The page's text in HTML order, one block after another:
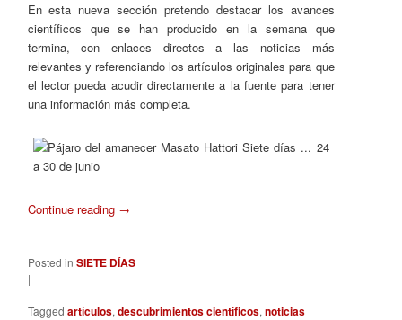
En esta nueva sección pretendo destacar los avances
científicos que se han producido en la semana que
termina, con enlaces directos a las noticias más
relevantes y referenciando los artículos originales para que
el lector pueda acudir directamente a la fuente para tener
una información más completa.
Continue reading →
Posted in SIETE DÍAS
|
Tagged artículos, descubrimientos científicos, noticias